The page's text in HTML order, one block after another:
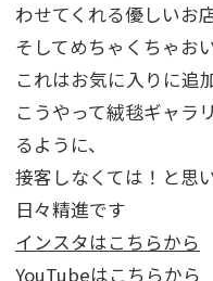
わせてくれる優しいお
そしてめちゃくちゃお
これはお気に入りに追
こうやって絨毯ギャラ
るように、
接客しなくては！と思
日々精進です
インスタはこちらから
YouTubeはこちらから